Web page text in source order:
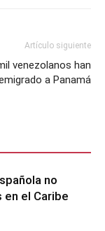
Artículo siguiente
venezolanos han
a Panamá
no
el Caribe